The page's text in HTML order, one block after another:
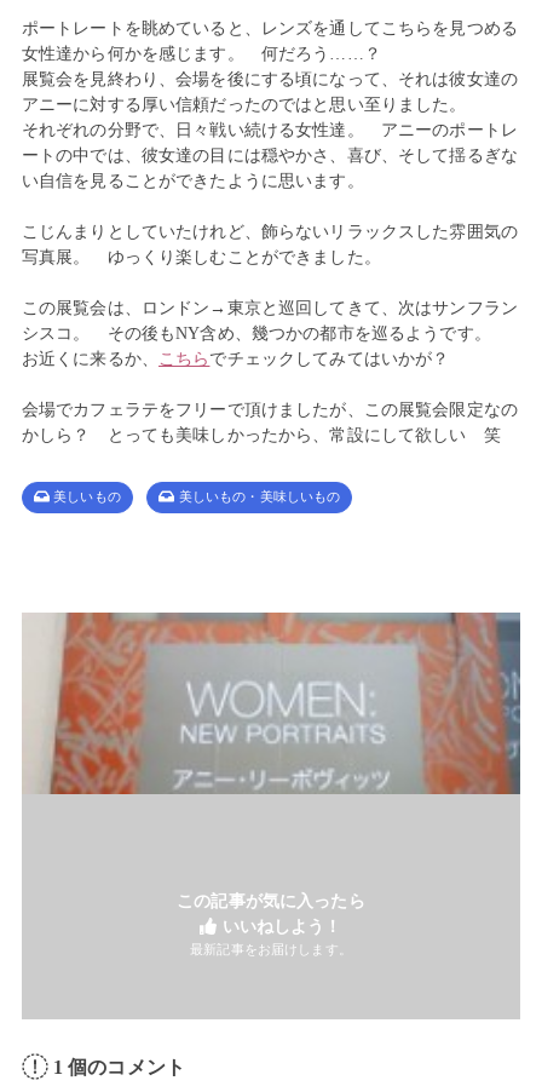
ポートレートを眺めていると、レンズを通してこちらを見つめる
女性達から何かを感じます。 何だろう……？
展覧会を見終わり、会場を後にする頃になって、それは彼女達の
アニーに対する厚い信頼だったのではと思い至りました。
それぞれの分野で、日々戦い続ける女性達。 アニーのポートレ
ートの中では、彼女達の目には穏やかさ、喜び、そして揺るぎな
い自信を見ることができたように思います。
こじんまりとしていたけれど、飾らないリラックスした雰囲気の
写真展。 ゆっくり楽しむことができました。
この展覧会は、ロンドン→東京と巡回してきて、次はサンフラン
シスコ。 その後もNY含め、幾つかの都市を巡るようです。
お近くに来るか、
こちら でチェックしてみてはいかが？
会場でカフェラテをフリーで頂けましたが、この展覧会限定なの
かしら？ とっても美味しかったから、常設にして欲しい 笑
美しいもの 美しいもの・美味しいもの
この記事が気に入ったら
いいねしよう！
最新記事をお届けします。
1 個のコメント